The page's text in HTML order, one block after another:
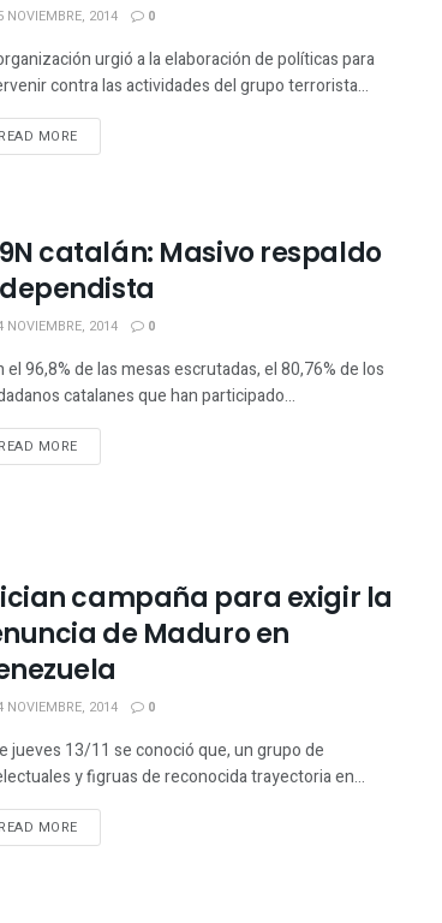
NOVIEMBRE, 2014 0
urgió a la elaboración de políticas para
contra las actividades del grupo terrorista...
READ MORE
catalán: Masivo respaldo
NOVIEMBRE, 2014 0
el 96,8% de las mesas escrutadas, el 80,76% de los
catalanes que han participado...
READ MORE
campaña para exigir la
de Maduro en
NOVIEMBRE, 2014 0
jueves 13/11 se conoció que, un grupo de
y figruas de reconocida trayectoria en...
READ MORE